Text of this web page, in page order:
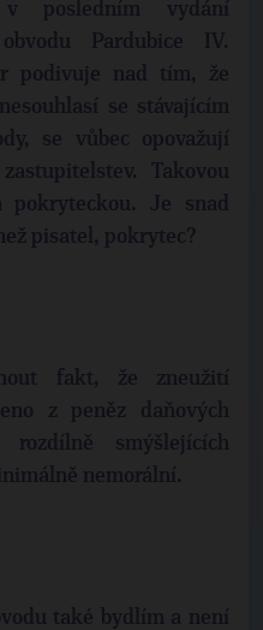
posledním vydání
Pardubice IV.
podivuje nad tím, že
se stávajícím
se vůbec opovažují
Takovou
pokryteckou. Je snad
pisatel, pokrytec?
fakt, že zneužití
z peněz daňových
smýšlejících
nemorální.
také bydlím a není